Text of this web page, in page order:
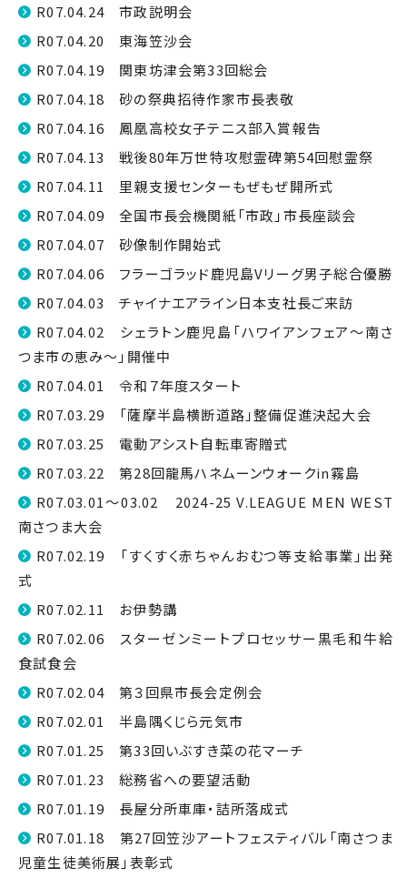
R07.04.24 市政説明会
R07.04.20 東海笠沙会
R07.04.19 関東坊津会第33回総会
R07.04.18 砂の祭典招待作家市長表敬
R07.04.16 鳳凰高校女子テニス部入賞報告
R07.04.13 戦後80年万世特攻慰霊碑第54回慰霊祭
R07.04.11 里親支援センターもぜもぜ開所式
R07.04.09 全国市長会機関紙「市政」市長座談会
R07.04.07 砂像制作開始式
R07.04.06 フラーゴラッド鹿児島Vリーグ男子総合優勝
R07.04.03 チャイナエアライン日本支社長ご来訪
R07.04.02 シェラトン鹿児島「ハワイアンフェア〜南さ
つま市の恵み〜」開催中
R07.04.01 令和７年度スタート
R07.03.29 「薩摩半島横断道路」整備促進決起大会
R07.03.25 電動アシスト自転車寄贈式
R07.03.22 第28回龍馬ハネムーンウォークin霧島
R07.03.01～03.02 2024-25 V.LEAGUE MEN WEST
南さつま大会
R07.02.19 「すくすく赤ちゃんおむつ等支給事業」出発
式
R07.02.11 お伊勢講
R07.02.06 スターゼンミートプロセッサー黒毛和牛給
食試食会
R07.02.04 第３回県市長会定例会
R07.02.01 半島隅くじら元気市
R07.01.25 第33回いぶすき菜の花マーチ
R07.01.23 総務省への要望活動
R07.01.19 長屋分所車庫・詰所落成式
R07.01.18 第27回笠沙アートフェスティバル「南さつま
児童生徒美術展」表彰式